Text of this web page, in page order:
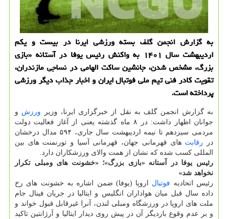
به گزارش انجمن گلف بسته ورزشی ایرنا در بیست و یکم
اردیبهشت سال ۱۴۰۱ به واکنش رئیس یوفا در آستانه «بازی
بزرگ، مشخص شدن، جانشین ساکت الهامی در نساجی مازندران،
تقویت کادر فنی تیم ملی فوتبال ایران و اخبار جذاب دیگر ورزشی
پرداخته است.
به گزارش انجمن گلف به نقل از خبرگزاری ایرنا، وزیر ورزش و
جوانان اظهار داشت: در ۸ ماه گذشته یعنی از آغاز فعالیت دولت
مردمی سیزدهم تا نیمه اردیبهشت سال جاری، ۵۹۴ مدال درخشان
در رقابت های قهرمانی جهان، قهرمانی آسیا و تورنمنت های بین
المللی کسب شده که نشان از همت والای ورزشکاران دارد.
رئیس یوفا در آستانه «بازی بزرگ»؛ «خشونت های ومبلی تکرار
نخواهد شد»
رئیس اتحادیه فوتبال اروپا (یوفا) ضمن اشاره به خشونت های رخ
داده سال قبل میان هواداران انگلیس و ایتالیا در جریان فینال جام
ملت های اروپا در ورزشگاه ومبلی لندن، آنرا غیرقابل قبول خواند و
و بر عدم وقوع باردیگر آن در پیش روی دیدار ایتالیا و آرژانتین تاکید